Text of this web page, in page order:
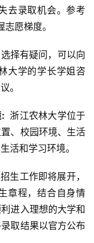
去录取机会。参考
愿梯度。
择有疑问，可以向
大学的学长学姐咨
。
浙江农林大学位于
、校园环境、生活
活和学习环境。
章程，结合自身情
进入理想的大学和
取结果以官方公布